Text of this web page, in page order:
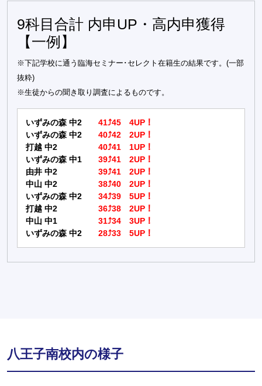
9科目合計 内申UP・高内申獲得
【一例】
※下記学校に通う臨海セミナー･セレクト在籍生の結果です。(一部
抜粋)
※生徒からの聞き取り調査によるものです。
いずみの森 中2
41⤴45 4UP！
いずみの森 中2
40⤴42 2UP！
打越 中2
40⤴41 1UP！
いずみの森 中1
39⤴41 2UP！
由井 中2
39⤴41 2UP！
中山 中2
38⤴40 2UP！
いずみの森 中2
34⤴39 5UP！
打越 中2
36⤴38 2UP！
中山 中1
31⤴34 3UP！
いずみの森 中2
28⤴33 5UP！
八王子南校内の様子